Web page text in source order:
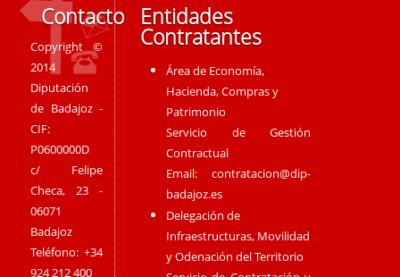
Contacto
Copyright ©
2014
Diputación
de Badajoz -
CIF:
P0600000D
c/ Felipe
Checa, 23 -
06071
Badajoz
Teléfono: +34
924 212 400
Entidades
Contratantes
Área de Economía,
Hacienda, Compras y
Patrimonio
Servicio de Gestión
Contractual
Email:contratacion@dip-
badajoz.es
Delegación de
Infraestructuras, Movilidad
y Odenación del Territorio